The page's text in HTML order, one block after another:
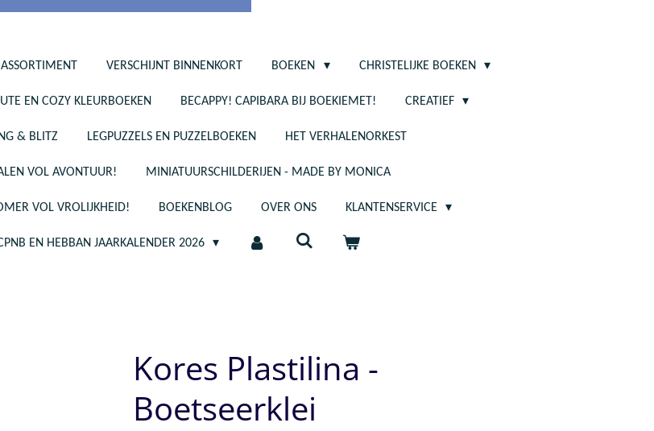
VERSCHIJNT BINNENKORT BOEKEN CHRISTELIJKE BOEKEN
EN COZY KLEURBOEKEN BECAPPY! CAPIBARA BIJ BOEKIEMET! CREATIEF
& BLITZ LEGPUZZELS EN PUZZELBOEKEN HET VERHALENORKEST
VOL AVONTUUR! MINIATUURSCHILDERIJEN - MADE BY MONICA
VOL VROLIJKHEID! BOEKENBLOG OVER ONS KLANTENSERVICE
EN HEBBAN JAARKALENDER 2026
Kores Plastilina -
Boetseerklei